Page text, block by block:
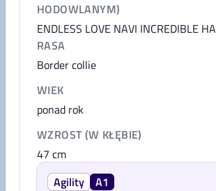
HODOWLANYM)
ENDLESS LOVE NAVI INCREDIBLE
RASA
Border collie
WIEK
ponad rok
WZROST (W KŁĘBIE)
47 cm
Agility
A1